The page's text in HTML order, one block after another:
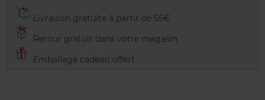
Livraison gratuite à partir de 55€
Retour gratuit dans votre magasin
Emballage cadeau offert